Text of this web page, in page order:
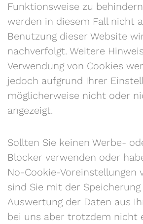
Funktionsweise zu
werden in diesem Fall nicht
Benutzung dieser Website
nachverfolgt. Weitere
Verwendung von Cookies
jedoch aufgrund Ihrer
möglicherweise nicht oder
angezeigt.
Sollten Sie keinen Werbe-
Blocker verwenden oder
No-Cookie-Voreinstellungen
sind Sie mit der
Auswertung der Daten aus
bei uns aber trotzdem nicht